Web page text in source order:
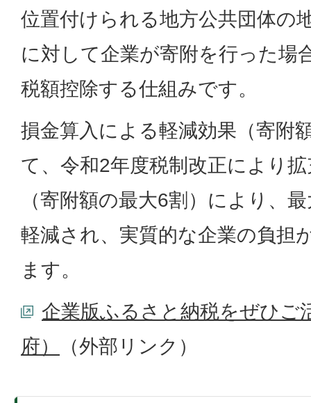
位置付けられる地方公共団体の
に対して企業が寄附を行った場
税額控除する仕組みです。
損金算入による軽減効果（寄附
て、令和2年度税制改正により
（寄附額の最大6割）により、
軽減され、実質的な企業の負担
ます。
企業版ふるさと納税をぜひご
府）
（外部リンク）